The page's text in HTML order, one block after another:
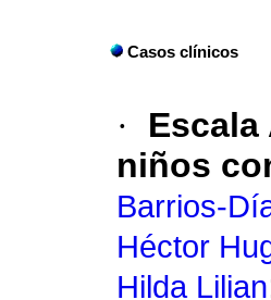
Casos clínicos
·
niños
Barrios-
Héctor
Hilda Lilian